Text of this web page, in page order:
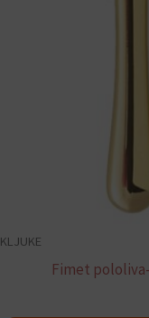
KLJUKE
Fimet